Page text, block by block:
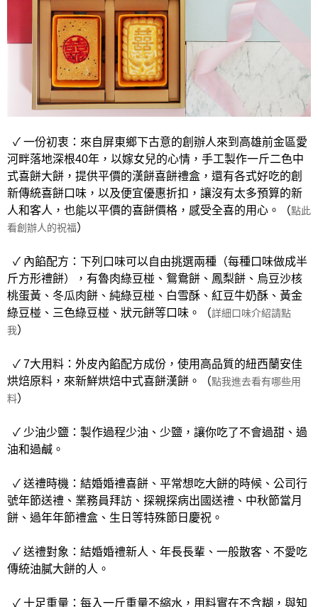
✓ 一份初衷：來自屏東鄉下古意的創辦人來到高雄前金區愛
河畔落地深根40年，以嫁女兒的心情，手工製作一斤二色中
式喜餅大餅，提供平價的漢餅喜餅禮盒，還有各式好吃的創
新傳統喜餅口味，以及便宜優惠折扣，讓沒有太多預算的新
人和客人，也能以平價的喜餅價格，感受全喜的用心。（點此
看創辦人的祝福）
✓ 內餡配方：下列口味可以自由挑選兩種（每種口味做成半
斤方形禮餅），有魯肉綠豆椪、鴛鴦餅、鳳梨餅、烏豆沙核
桃蛋黃、冬瓜肉餅、純綠豆椪、白雪酥、紅豆牛奶酥、黃金
綠豆椪、三色綠豆椪、狀元餅等口味。（詳細口味介紹請點
我）
✓ 7大用料：外皮內餡配方成份，使用高品質的紐西蘭安佳
烘焙原料，來新鮮烘焙中式喜餅漢餅。（點我進去看有哪些用
料）
✓ 少油少鹽：製作過程少油、少鹽，讓你吃了不會過甜、過
油和過鹹。
✓ 送禮時機：結婚婚禮喜餅、平常想吃大餅的時候、公司行
號年節送禮、業務員拜訪、探親探病出國送禮、中秋節當月
餅、過年年節禮盒、生日等特殊節日慶祝。
✓ 送禮對象：結婚婚禮新人、年長長輩、一般散客、不愛吃
傳統油膩大餅的人。
✓ 十足重量：每入一斤重量不縮水，用料實在不含糊，與知